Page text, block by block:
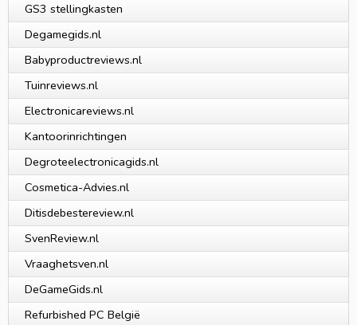
GS3 stellingkasten
Degamegids.nl
Babyproductreviews.nl
Tuinreviews.nl
Electronicareviews.nl
Kantoorinrichtingen
Degroteelectronicagids.nl
Cosmetica-Advies.nl
Ditisdebestereview.nl
SvenReview.nl
Vraaghetsven.nl
DeGameGids.nl
Refurbished PC België